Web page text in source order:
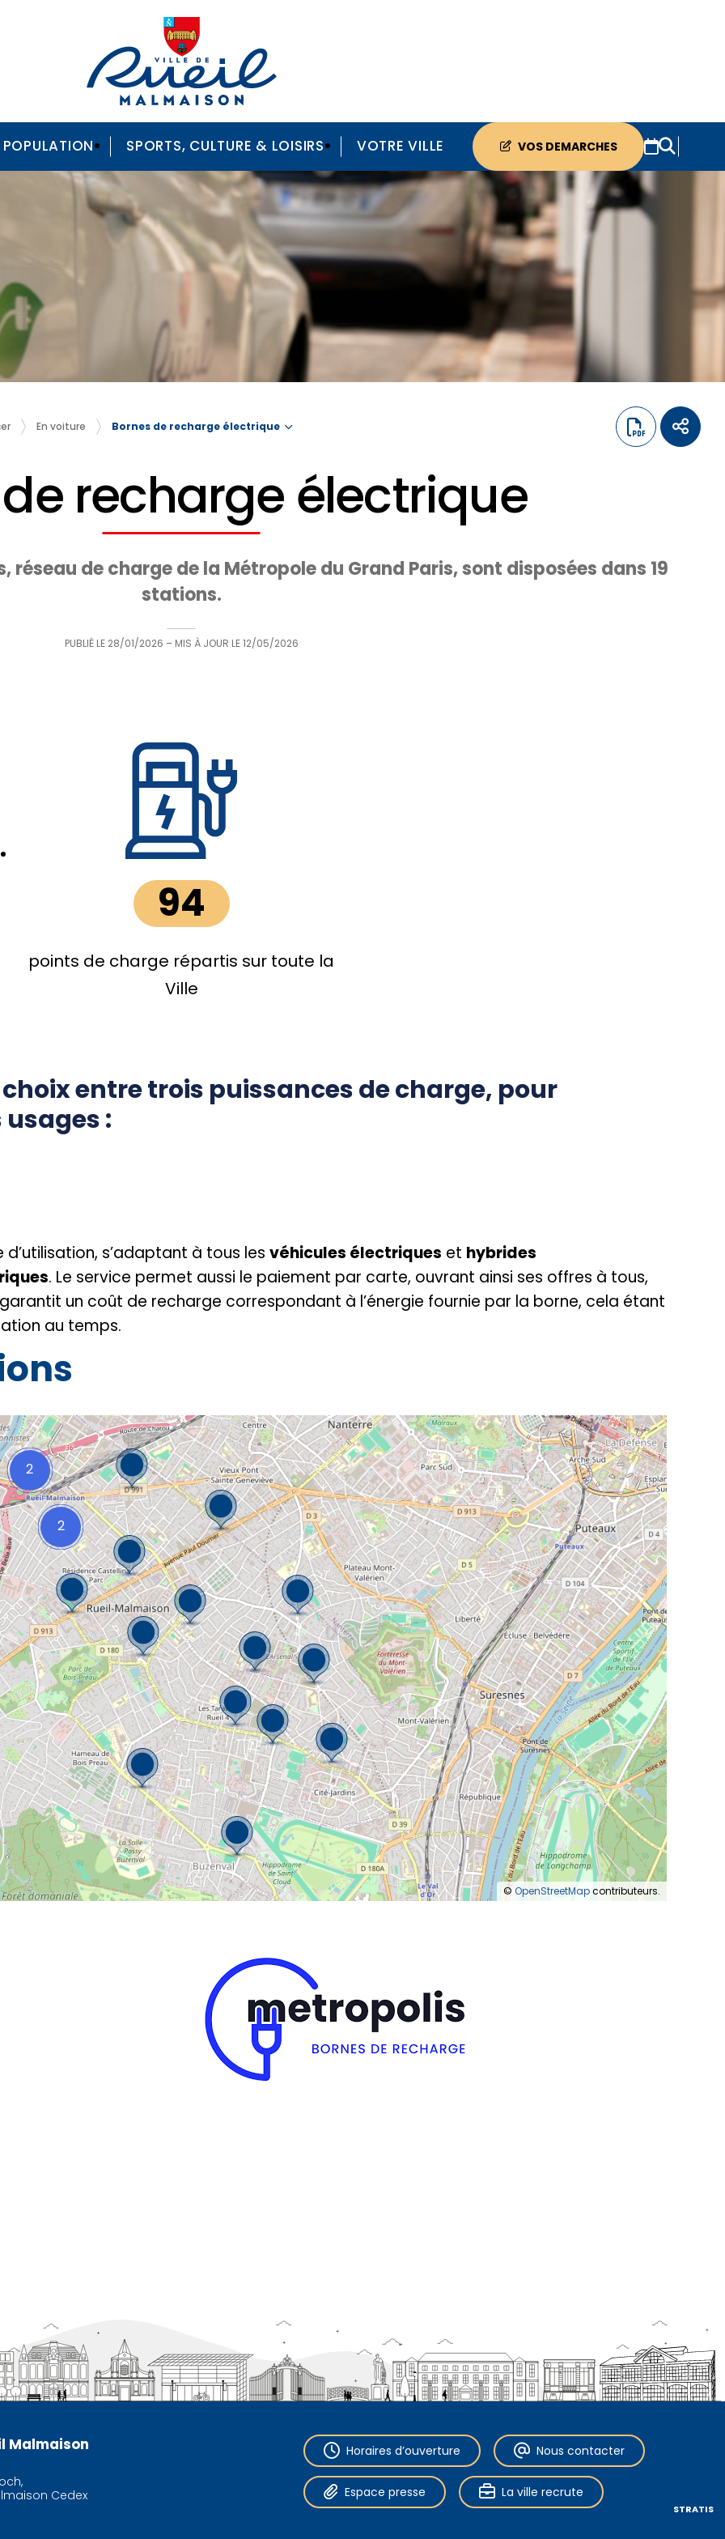
SPORTS, CULTURE & LOISIRS VOTRE VILLE VOS DEMARCHES
En voiture Bornes de recharge électrique
recharge électrique
de charge de la Métropole du Grand Paris, sont disposées dans 19
stations.
PUBLIÉ LE 28/01/2026 – MIS À JOUR LE12/05/2026
94
points de charge répartis sur toute la
Ville
entre trois puissances de charge, pour
:
s’adaptant à tous les véhicules électriques et hybrides
. Le service permet aussi le paiement par carte, ouvrant ainsi ses offres à tous,
un coût de recharge correspondant à l’énergie fournie par la borne, cela étant
au temps.
© OpenStreetMapcontributeurs.
Malmaison
Cedex
Horaires d’ouverture Nous contacter
Espace presse La ville recrute
STRATIS